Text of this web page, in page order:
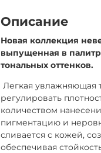
Описание
Новая коллекция
выпущенная в
тональных оттенков.
Легкая увлажняющая
регулировать
количеством
пигментацию и
сливается с кожей,
обеспечивая